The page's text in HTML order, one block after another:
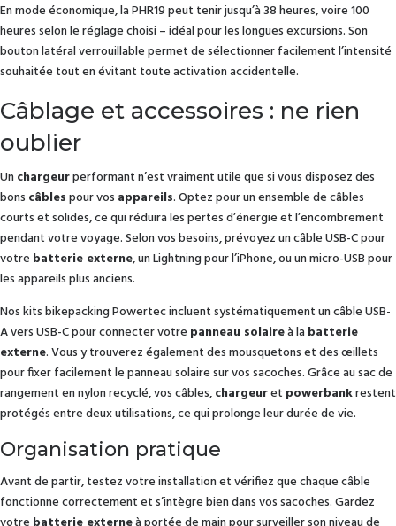
En mode économique, la PHR19 peut tenir jusqu’à 38 heures, voire 100
heures selon le réglage choisi – idéal pour les longues excursions. Son
bouton latéral verrouillable permet de sélectionner facilement l’intensité
souhaitée tout en évitant toute activation accidentelle.
Câblage et accessoires : ne rien
oublier
Unchargeurperformant n’est vraiment utile que si vous disposez des
bons câblespour vos appareils. Optez pour un ensemble de câbles
courts et solides, ce qui réduira les pertes d’énergie et l’encombrement
pendant votre voyage. Selon vos besoins, prévoyez un câble USB-C pour
votre batterie externe, un Lightning pour l’iPhone, ou un micro-USB pour
les appareils plus anciens.
Nos kits bikepacking Powertec incluent systématiquement un câble USB-
A vers USB-C pour connecter votre panneau solaireà labatterie
externe. Vous y trouverez également des mousquetons et des œillets
pour fixer facilement le panneau solaire sur vos sacoches. Grâce au sac de
rangement en nylon recyclé, vos câbles,chargeuret powerbankrestent
protégés entre deux utilisations, ce qui prolonge leur durée de vie.
Organisation pratique
Avant de partir, testez votre installation et vérifiez que chaque câble
fonctionne correctement et s’intègre bien dans vos sacoches. Gardez